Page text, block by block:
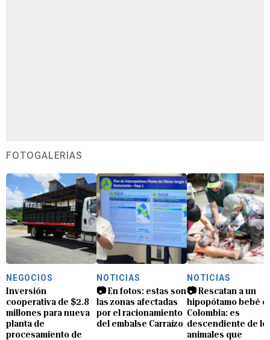
FOTOGALERÍAS
NEGOCIOS
Inversión
cooperativa de $2.8
millones para nueva
planta de
procesamiento de
NOTICIAS
📷 En fotos: estas son
las zonas afectadas
por el racionamiento
del embalse Carraízo
NOTICIAS
📷 Rescatan a un
hipopótamo bebé
Colombia: es
descendiente de
animales que